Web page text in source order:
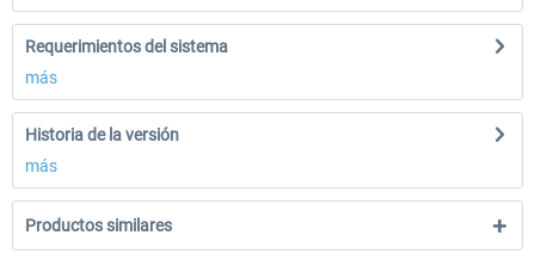
Requerimientos del sistema
más
Historia de la versión
más
Productos similares